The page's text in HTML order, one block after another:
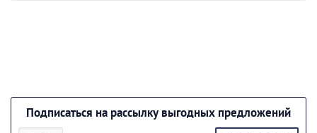
Подписаться на рассылку выгодных предложений